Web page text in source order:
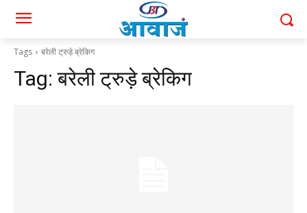
Tags बरेली ट्रुड़े ब्रेकिग
Tag:बरेली ट्रुड़े ब्रेकिग